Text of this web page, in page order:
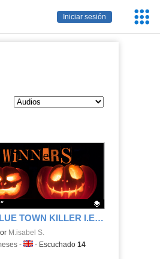
Iniciar sesión
THE BLUE TOWN KILLER I.E.S. Jimena Menéndez Pidal (Fuenlabrada)
educativo.
M.isabel S.
- Idioma:
- Escuchado 14